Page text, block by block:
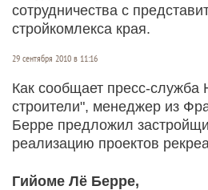
сотрудничества с
стройкомлекса края.
29 сентября 2010 в 11:16
Как сообщает пресс-
строители", менеджер из
Берре предложил
реализацию проектов
Гийоме Лё Берре,